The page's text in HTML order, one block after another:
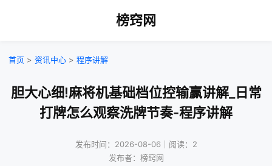
榜窍网
首页 > 资讯中心 > 程序讲解
胆大心细!麻将机基础档位控输赢讲解_日常
打牌怎么观察洗牌节奏-程序讲解
发布时间：2026-08-06｜阅读：2
发布者：榜窍网